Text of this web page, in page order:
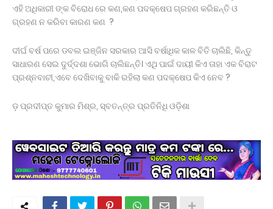
ଏହି ଅଧିକାରୀ ଙ୍କ ବିରୋଧ ରେ କଣ,କଣ ପଦକ୍ଷେପ ଗ୍ରହଣ କରିଛନ୍ତି ଓ
ଗ୍ରହଣ ନ କରିବା କାରଣ କଣ ?
ଦୀର୍ଘ ବର୍ଷ ପରେ ଡବଲ ଇଞ୍ଜିନ ସରକାର ଆସି ବର୍ଷାଧିକ କାଳ ବିତି ଚାଲିଛି, କିନ୍ତୁ
ସାଧାରଣ ସେଇ ଦୁର୍ଦ୍ଦଶା ଭୋଗି ଚାଲିଛନ୍ତି। ଏଥି ପାଇଁ ଦାୟୀ କିଏ ତାହା ଏକ ବିରାଟ
ପ୍ରଶ୍ନବାଚୀ,ଏବେ ଦେଖିବାକୁ ବାକି ରହିଲା କଣ ପଦକ୍ଷେପ କିଏ ନେବ ?
ଡ଼ ପ୍ରଦୀପ୍ତ କୁମାର ମିଶ୍ର, ସ୍ବତନ୍ତ୍ର ପ୍ରତିନିଧି ଓଡ଼ିଶା